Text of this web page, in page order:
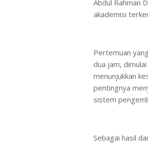
Abdul Rahman
akademisi
Pertemuan
dua jam,
menunjukkan
pentingnya
sistem
Sebagai hasil